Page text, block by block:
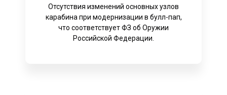
Отсутствия изменений основных узлов
карабина при модернизации в булл-пап,
что соответствует ФЗ об Оружии
Российской Федерации.